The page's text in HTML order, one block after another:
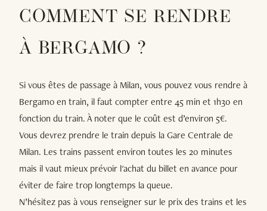
COMMENT SE RENDRE
À BERGAMO ?
Si vous êtes de passage à Milan, vous pouvez vous rendre à
Bergamo en train, il faut compter entre 45 min et 1h30 en
fonction du train. À noter que le coût est d’environ 5€.
Vous devrez prendre le train depuis la Gare Centrale de
Milan. Les trains passent environ toutes les 20 minutes
mais il vaut mieux prévoir l'achat du billet en avance pour
éviter de faire trop longtemps la queue.
N’hésitez pas à vous renseigner sur le prix des trains et les